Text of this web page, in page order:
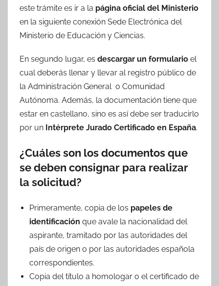
este trámite es ir a la página oficial del Ministerio
en la siguiente conexión Sede Electrónica del
Ministerio de Educación y Ciencias.
En segundo lugar, es descargar un formulario el
cual deberás llenar y llevar al registro público de
la Administración General o Comunidad
Autónoma. Además, la documentación tiene que
estar en castellano, sino es así debe ser traducirlo
por un Intérprete Jurado Certificado en España.
¿Cuáles son los documentos que
se deben consignar para realizar
la solicitud?
Primeramente, copia de los papeles de
identificación que avale la nacionalidad del
aspirante, tramitado por las autoridades del
país de origen o por las autoridades española
correspondientes.
Copia del título a homologar o el certificado de